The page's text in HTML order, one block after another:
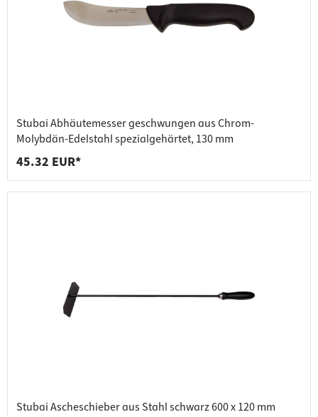
Stubai Abhäutemesser geschwungen aus Chrom-
Molybdän-Edelstahl spezialgehärtet, 130 mm
45.32 EUR*
Stubai Ascheschieber aus Stahl schwarz 600 x 120 mm